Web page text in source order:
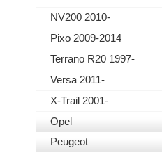
NV200 2010-
Pixo 2009-2014
Terrano R20 1997-
Versa 2011-
X-Trail 2001-
Opel
Peugeot